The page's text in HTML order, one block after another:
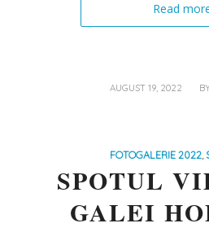
Read
AUGUST 19, 2022
/
FOTOGALERIE 2022,
SPOTUL
GALEI